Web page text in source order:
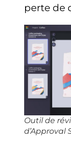
perte de
Outil de
d’Approval